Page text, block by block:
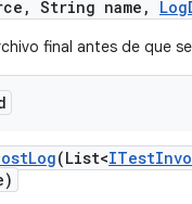
, String name , Log
final antes de que
Log(List<ITest